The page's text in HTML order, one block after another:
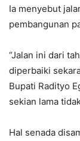
Ia menyebut
pembangunan
“Jalan ini dari
diperbaiki
Bupati Radityo
sekian lama
Hal senada